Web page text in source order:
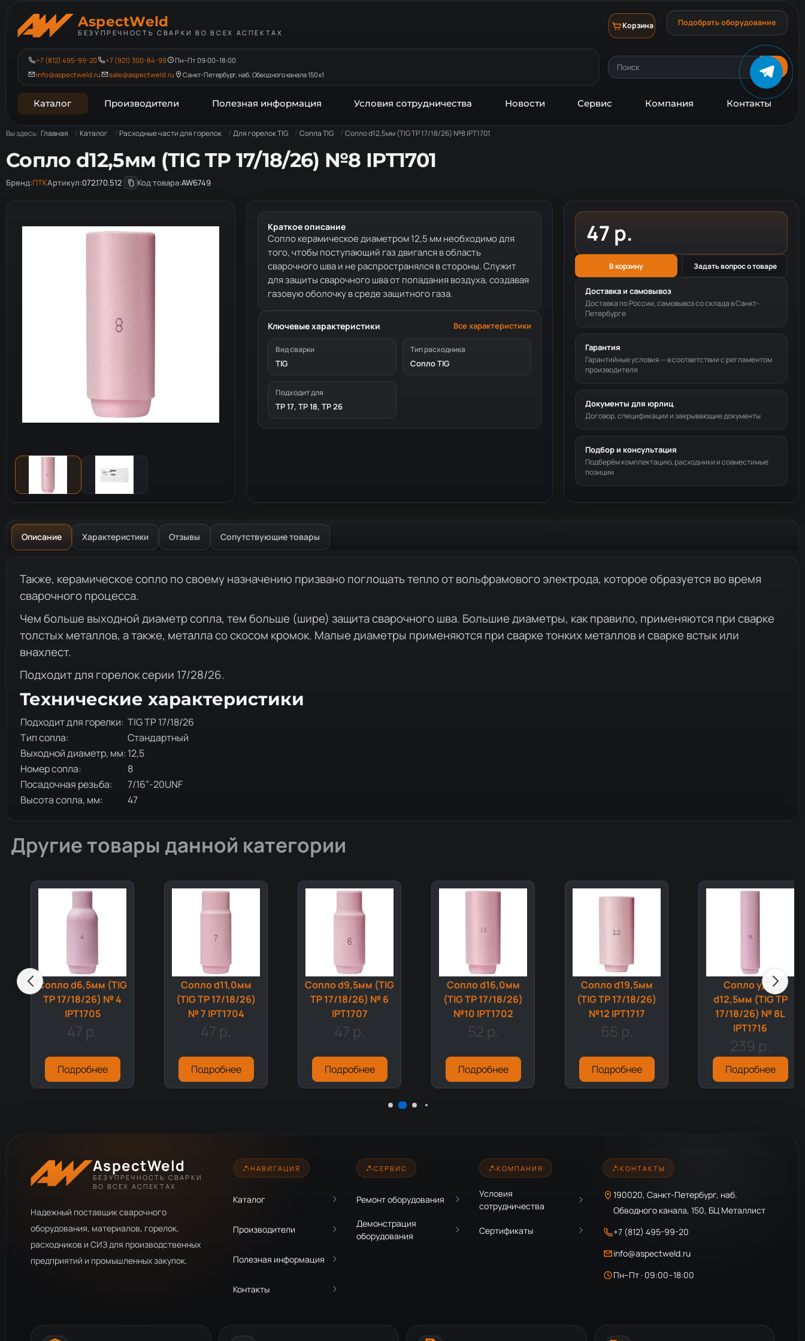
AspectWeld
БЕЗУПРЕЧНОСТЬ СВАРКИ ВО ВСЕХ АСПЕКТАХ
+7 (812) 495-99-20 +7 (921) 300-84-99
Пн–Пт 09:00–18:00
info@aspectweld.ru
sale@aspectweld.ru Санкт-Петербург, наб. Обводного канала 150 к1
Корзина Подобрать оборудование
Каталог Производители Полезная информация Условия сотрудничества Новости Сервис Компания Контакты
Вы здесь: Главная Каталог Расходные части для горелок Для горелок TIG Сопла TIG Сопло d12,5мм (TIG TP 17/18/26) №8 IPT1701
Сопло d12,5мм (TIG TP 17/18/26) №8 IPT1701
Бренд:ПТКАртикул:072.170.512 Код товара:AW6749
Краткое описание
Сопло керамическое диаметром 12,5 мм необходимо для
того, чтобы поступающий газ двигался в область
сварочного шва и не распространялся в стороны. Служит
для защиты сварочного шва от попадания воздуха, создавая
газовую оболочку в среде защитного газа.
Ключевые характеристики Все характеристики
Вид сварки
TIG
Тип расходника
Сопло TIG
Подходит для
TP 17, TP 18, TP 26
47 р.
В корзину Задать вопрос о товаре
Доставка и самовывоз
Доставка по России, самовывоз со склада в Санкт-
Петербурге
Гарантия
Гарантийные условия — в соответствии с регламентом
производителя
Документы для юрлиц
Договор, спецификации и закрывающие документы
Подбор и консультация
Подберём комплектацию, расходники и совместимые
позиции
Описание Характеристики Отзывы Сопутствующие товары
Описание товара
Также, керамическое сопло по своему назначению призвано поглощать тепло от вольфрамового электрода, которое образуется во время
сварочного процесса.
Чем больше выходной диаметр сопла, тем больше (шире) защита сварочного шва. Большие диаметры, как правило, применяются при сварке
толстых металлов, а также, металла со скосом кромок. Малые диаметры применяются при сварке тонких металлов и сварке встык или
внахлест.
Подходит для горелок серии 17/28/26.
Технические характеристики
Подходит для горелки: TIG TP 17/18/26
Тип сопла:
Стандартный
Выходной диаметр, мм:12,5
Номер сопла:
8
Посадочная резьба:
7/16”-20UNF
Высота сопла, мм:
47
Другие товары данной категории
Сопло d6,5мм (TIG
TP 17/18/26) № 4
IPT1705
47 р.
Подробнее
Сопло d11,0мм
(TIG TP 17/18/26)
№ 7 IPT1704
47 р.
Подробнее
Сопло d9,5мм (TIG
TP 17/18/26) № 6
IPT1707
47 р.
Подробнее
Сопло d16,0мм
(TIG TP 17/18/26)
№10 IPT1702
52 р.
Подробнее
Сопло d19,5мм
(TIG TP 17/18/26)
№12 IPT1717
65 р.
Подробнее
Сопло удл.
d12,5мм (TIG TP
17/18/26) № 8L
IPT1716
239 р.
Подробнее
AspectWeld
БЕЗУПРЕЧНОСТЬ СВАРКИ
ВО ВСЕХ АСПЕКТАХ
Надежный поставщик сварочного
оборудования, материалов, горелок,
расходников и СИЗ для производственных
предприятий и промышленных закупок.
НАВИГАЦИЯ
Каталог
Производители
Полезная информация
Контакты
СЕРВИС
Ремонт оборудования
Демонстрация
оборудования
КОМПАНИЯ
Условия
сотрудничества
Сертификаты
КОНТАКТЫ
190020, Санкт-Петербург, наб.
Обводного канала, 150, БЦ Металлист
+7 (812) 495-99-20
info@aspectweld.ru
Пн–Пт · 09:00–18:00